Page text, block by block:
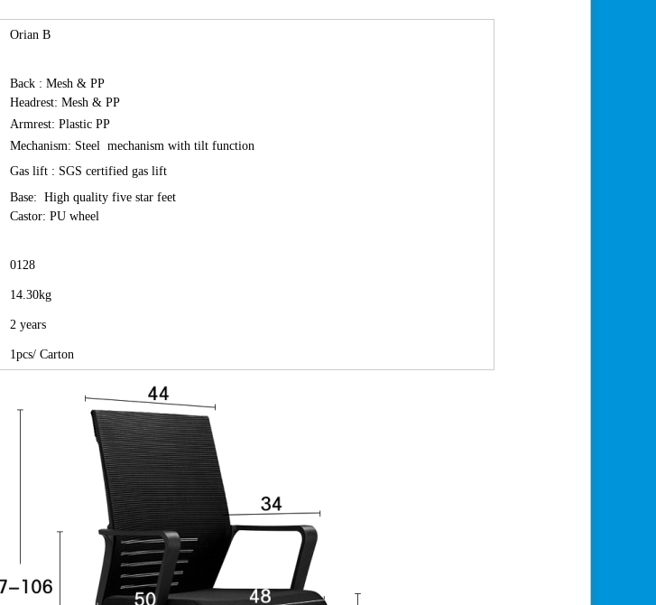
Orian B
Back : Mesh & PP
Headrest: Mesh & PP
Armrest:Plastic PP
Mechanism: Steel mechanism with tilt function
Gas lift : SGS certifiedgas lift
Base:High quality five star feet
Castor: PU wheel
0128
14.30kg
2 years
1pcs/ Carton